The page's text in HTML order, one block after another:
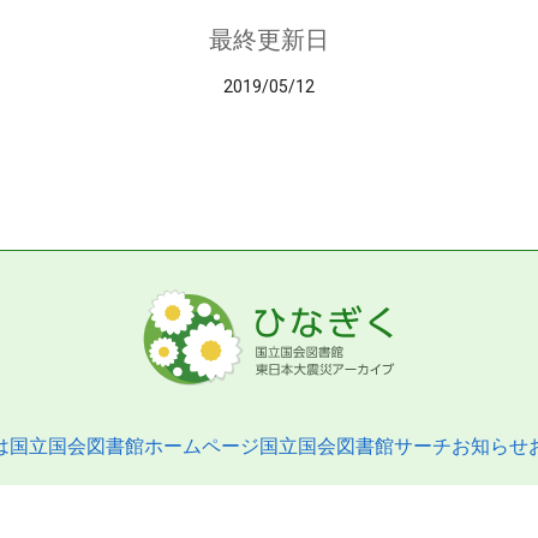
最終更新日
2019/05/12
国立国会図書館ホームページ国立国会図書館サーチお知らせ